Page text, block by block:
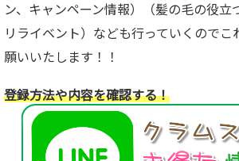
ン、キャンペーン情報）（髪の毛の役立
リライベント）なども行っていくのでこ
願いいたします！！
登録方法や内容を確認する！